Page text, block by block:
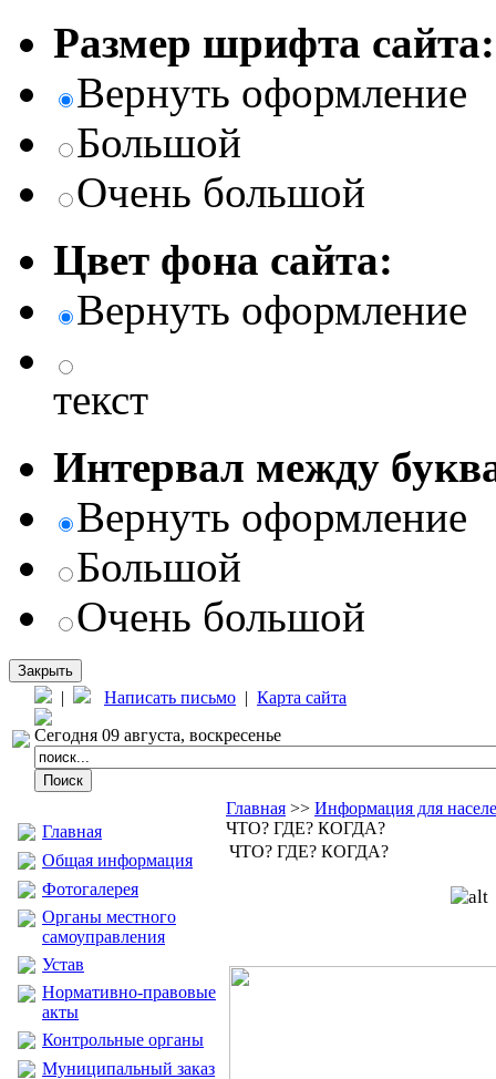
Размер шрифта сайта:
Вернуть оформление
Большой
Очень большой
Цвет фона сайта:
Вернуть оформление
текст
Интервал между
Вернуть оформление
Большой
Очень большой
Закрыть
| Написать письмо | Карта сайта
Сегодня 09 августа, воскресенье
Главная
Общая информация
Фотогалерея
Органы местного
самоуправления
Устав
Нормативно-правовые
акты
Контрольные органы
Муниципальный заказ
Главная >> Информация для
ЧТО? ГДЕ? КОГДА?
ЧТО? ГДЕ? КОГДА?